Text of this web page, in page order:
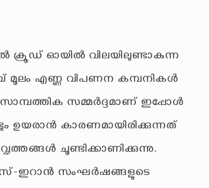
ഓയിൽ വിലയിലുണ്ടാകുന്ന
മൂലം എണ്ണ വിപണന കമ്പനികൾ
സാമ്പത്തിക സമ്മർദ്ദമാണ് ഇപ്പോൾ
ഉയരാൻ കാരണമായിരിക്കുന്നത്
ചൂണ്ടിക്കാണിക്കുന്നു.
ഇറാൻ സംഘർഷങ്ങളുടെ